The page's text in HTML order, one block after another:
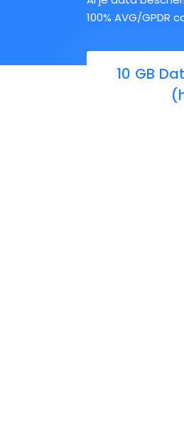
100% AVG/GPDR
10 GB